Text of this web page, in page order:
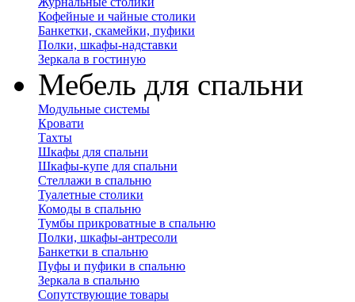
Кофейные и чайные столики
Банкетки, скамейки, пуфики
Полки, шкафы-надставки
Зеркала в гостиную
Мебель для спальни
Модульные системы
Кровати
Тахты
Шкафы для спальни
Шкафы-купе для спальни
Стеллажи в спальню
Туалетные столики
Комоды в спальню
Тумбы прикроватные в спальню
Полки, шкафы-антресоли
Банкетки в спальню
Пуфы и пуфики в спальню
Зеркала в спальню
Сопутствующие товары